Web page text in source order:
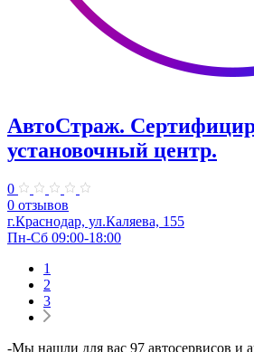
АвтоСтраж.
установочный центр.
0
0 отзывов
г.Краснодар, ул.Каляева, 155
Пн-Сб 09:00-18:00
1
2
3
-Мы нашли для вас 97 автосервисов и